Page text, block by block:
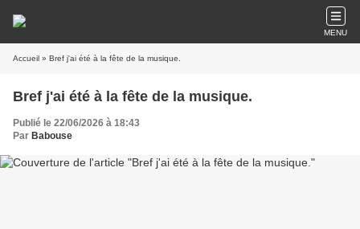
MENU
Accueil » Bref j'ai été à la fête de la musique.
Bref j'ai été à la fête de la musique.
Publié le 22/06/2026 à 18:43
Par Babouse